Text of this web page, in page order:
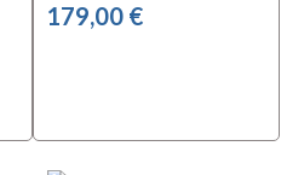
179,00 €